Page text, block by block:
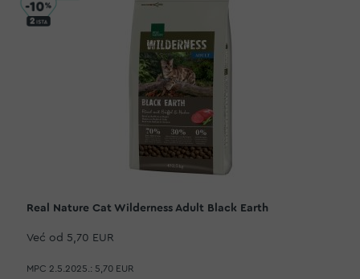
Real Nature Cat Wilderness Adult Black Earth
Već od 5,70 EUR
MPC 2.5.2025.: 5,70 EUR